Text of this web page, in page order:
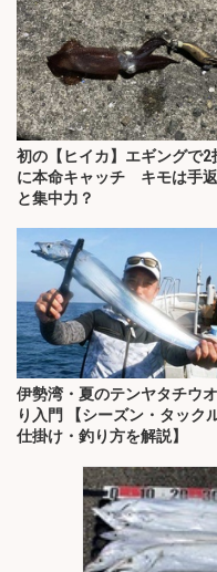
初の【ヒイカ】エギングで2
に本命キャッチ キモは手
と集中力？
伊勢湾・夏のテンヤタチウ
り入門 【シーズン・タック
仕掛け・釣り方を解説】